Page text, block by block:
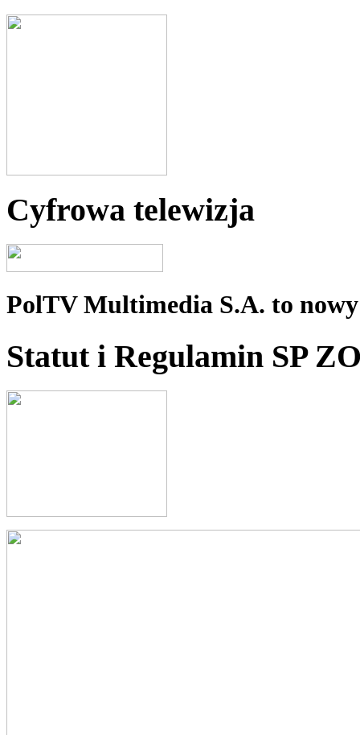
Cyfrowa telewizja
PolTV Multimedia S.A. to
Statut i Regulamin SP